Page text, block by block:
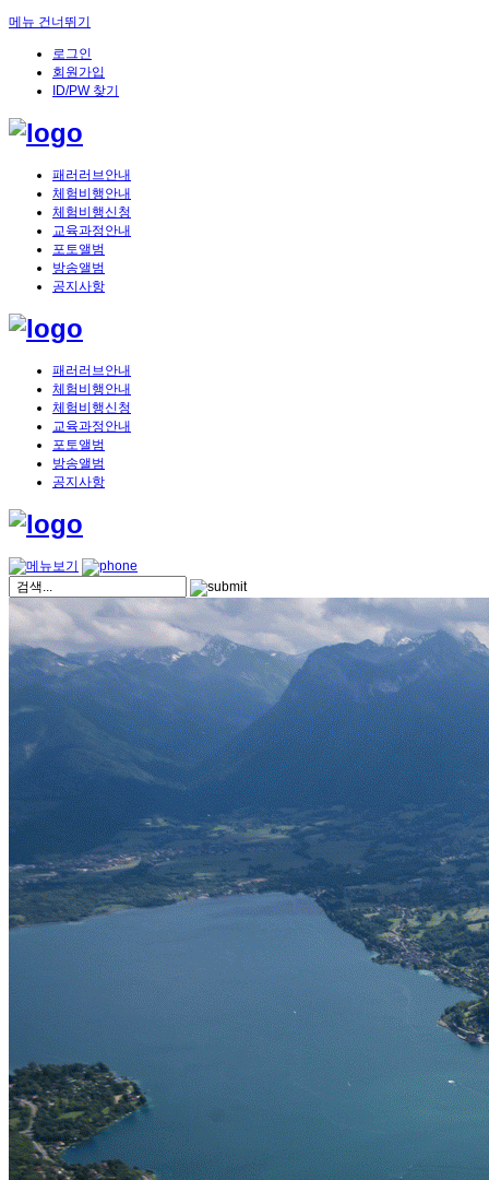
메뉴 건너뛰기
로그인
회원가입
ID/PW 찾기
패러러브안내
체험비행안내
체험비행신청
교육과정안내
포토앨범
방송앨범
공지사항
패러러브안내
체험비행안내
체험비행신청
교육과정안내
포토앨범
방송앨범
공지사항